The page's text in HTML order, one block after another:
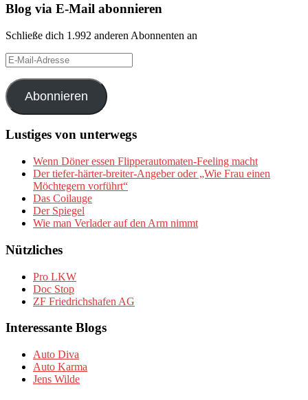
Blog via E-Mail abonnieren
Schließe dich 1.992 anderen Abonnenten an
E-
Mail-
Adresse
Abonnieren
Lustiges von unterwegs
Wenn Döner essen Flipperautomaten-Feeling macht
Der tiefer-härter-breiter-Angeber oder „Wie Frau einen
Möchtegern vorführt“
Das Coilauge
Der Spiegel
Wie man Verlader auf den Arm nimmt
Nützliches
Pro LKW
Doc Stop
ZF Friedrichshafen AG
Interessante Blogs
Auto Diva
Auto Karma
Jens Wilde